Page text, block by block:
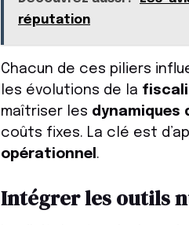
réputation
Chacun de ces piliers
les évolutions de la
maîtriser les dynamiques
coûts fixes. La clé est
opérationnel .
Intégrer les outils